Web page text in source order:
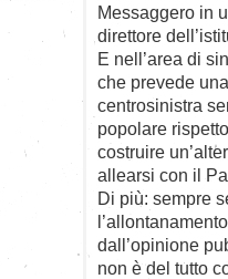
Messaggero in
direttore
E nell’area di
che prevede
centrosinistra
popolare
costruire
allearsi con il
Di più: sempre
dall’opinione
non è del tutto